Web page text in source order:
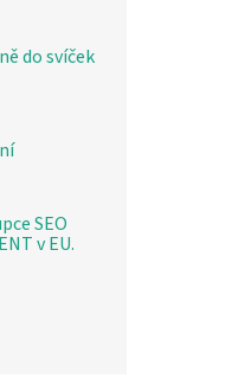
do svíček
SEO
v EU.